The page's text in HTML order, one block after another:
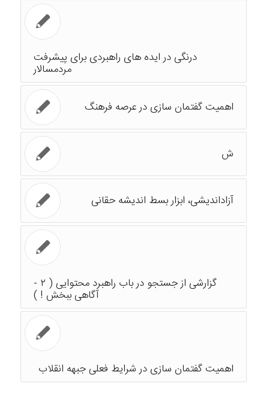
درنگی در ایده های راهبردی برای پیشرفت
مردمسالار
اهمیت گفتمان سازی در عرصه فرهنگ
ش
آزاداندیشی، ابزار بسط اندیشه حقانی
گزارشی از جستجو در باب راهبرد محتوایی ( ۲ -
آگاهی ببخش ! )
اهمیت گفتمان سازی در شرایط فعلی جبهه انقلاب